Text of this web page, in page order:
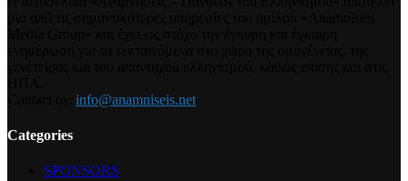
info@anamniseis.net
Categories
SPONSORS